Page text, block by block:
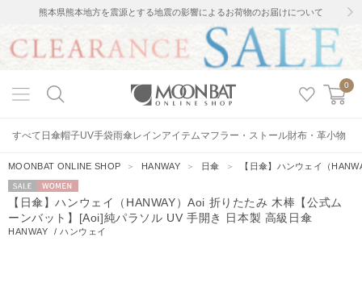
熊本県熊本地方を震源とする地震の影響によるお荷物のお届けについて
0
すべて 日傘帽子UV手袋雨傘レインアイテムマフラー・ストール財布・革小物
MOONBAT ONLINE SHOP ＞ HANWAY ＞ 日傘 ＞ 【日傘】ハンウェイ（
セー
ル
WOMEN
【日傘】ハンウェイ（HANWAY）Aoi 折りたたみ 木棒【公式ム
ーンバット】[Aoi]純パラソル UV 手開き 日本製 高級日傘
HANWAY /ハンウェイ